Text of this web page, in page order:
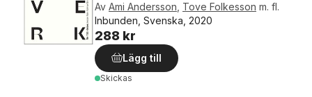
Av Ami Andersson Tove Folkesson m. fl.
Inbunden, Svenska, 2020
288 kr
Lägg till
Skickas